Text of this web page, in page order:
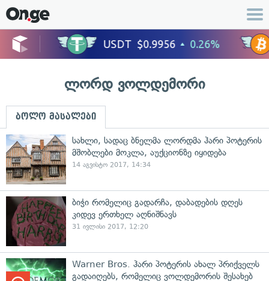
ლორდ ვოლდემორი
ბოლო მასალები
სახლი, სადაც ბნელმა ლორდმა ჰარი პოტერის
მშობლები მოკლა, აუქციონზე იყიდება
14 აგვისტო 2017, 14:34
ბიჭი რომელიც გადარჩა, დაბადების დღეს
კიდევ ერთხელ აღნიშნავს
31 ივლისი 2017, 12:20
Warner Bros. ჰარი პოტერის ახალ პრიქველს
გადაიღებს, რომელიც ვოლდემორის შესახებ